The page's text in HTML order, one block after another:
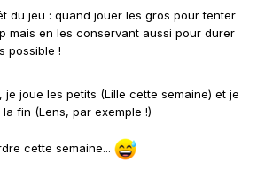
du jeu : quand jouer les gros pour tenter
mais en les conservant aussi pour durer
possible !
joue les petits (Lille cette semaine) et je
fin (Lens, par exemple !)
cette semaine...